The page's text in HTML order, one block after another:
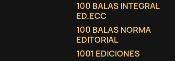
100 BALAS INTEGRAL
ED.ECC
100 BALAS NORMA
EDITORIAL
1001 EDICIONES